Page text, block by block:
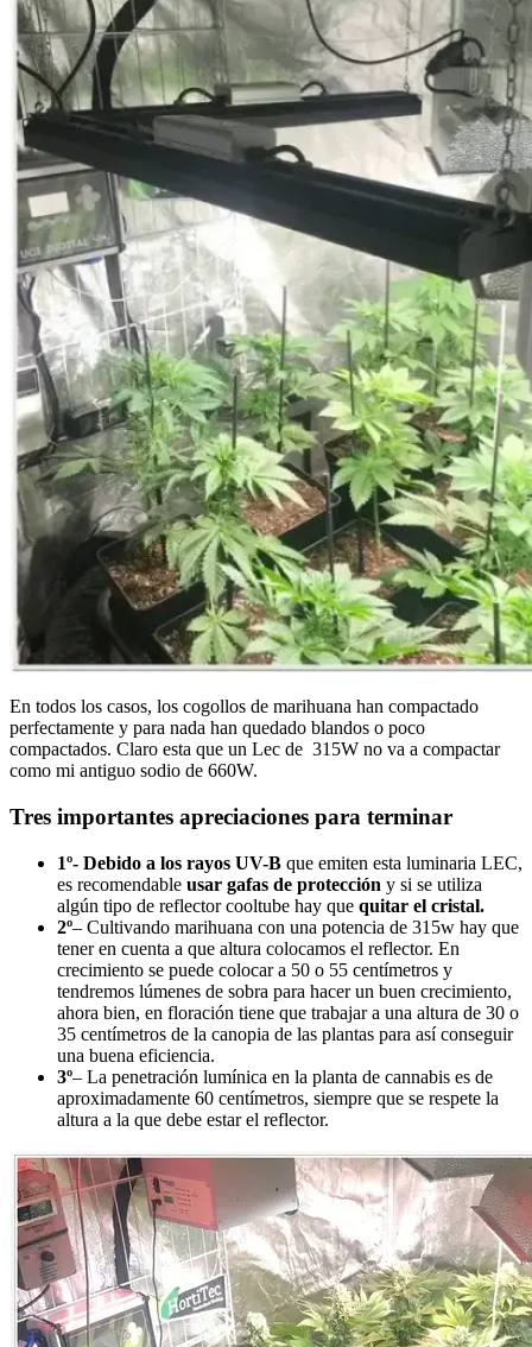
En todos los casos, los cogollos de marihuana han compactado
perfectamente y para nada han quedado blandos o poco
compactados. Claro esta que un Lec de 315W no va a compactar
como mi antiguo sodio de 660W.
Tres importantes apreciaciones para terminar
1º- Debido a los rayos UV-B que emiten esta luminaria LEC,
es recomendable usar gafas de protección y si se utiliza
algún tipo de reflector cooltube hay que quitar el cristal.
2º– Cultivando marihuana con una potencia de 315w hay que
tener en cuenta a que altura colocamos el reflector. En
crecimiento se puede colocar a 50 o 55 centímetros y
tendremos lúmenes de sobra para hacer un buen crecimiento,
ahora bien, en floración tiene que trabajar a una altura de 30 o
35 centímetros de la canopia de las plantas para así conseguir
una buena eficiencia.
3º– La penetración lumínica en la planta de cannabis es de
aproximadamente 60 centímetros, siempre que se respete la
altura a la que debe estar el reflector.